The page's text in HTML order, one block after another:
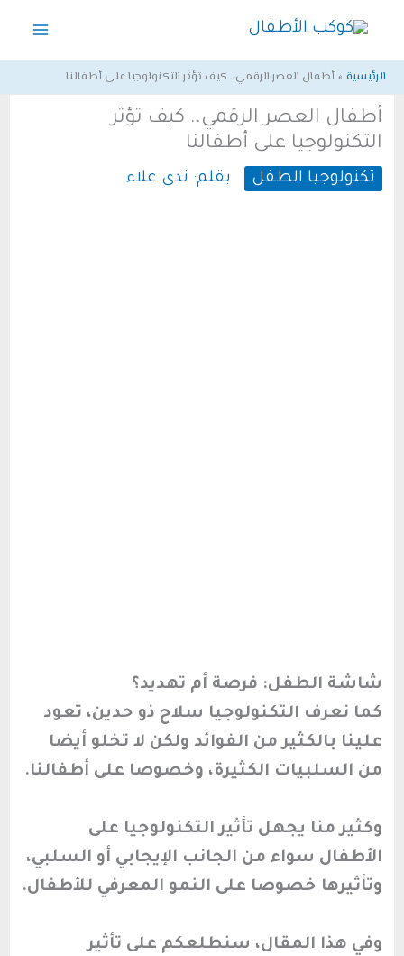
المحتوى
الرئيسية أطفال العصر الرقمي.. كيف تؤثر التكنولوجيا على أطفالنا
أطفال العصر الرقمي.. كيف تؤثر
التكنولوجيا على أطفالنا
تكنولوجيا الطفل بقلم: ندى علاء
شاشة الطفل: فرصة أم تهديد؟
كما نعرف التكنولوجيا سلاح ذو حدين، تعود
علينا بالكثير من الفوائد ولكن لا تخلو أيضا
من السلبيات الكثيرة، وخصوصا على أطفالنا.
وكثير منا يجهل تأثير التكنولوجيا على
الأطفال سواء من الجانب الإيجابي أو السلبي،
وتأثيرها خصوصا على النمو المعرفي للأطفال.
وفي هذا المقال، سنطلعكم على تأثير